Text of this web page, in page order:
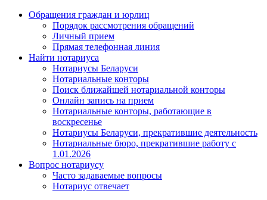
Обращения граждан и юрлиц
Порядок рассмотрения обращений
Личный прием
Прямая телефонная линия
Найти нотариуса
Нотариусы Беларуси
Нотариальные конторы
Поиск ближайшей нотариальной конторы
Онлайн запись на прием
Нотариальные конторы, работающие в
воскресенье
Нотариусы Беларуси, прекратившие деятельность
Нотариальные бюро, прекратившие работу с
1.01.2026
Вопрос нотариусу
Часто задаваемые вопросы
Нотариус отвечает